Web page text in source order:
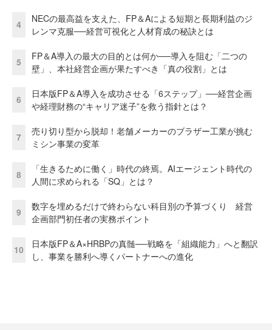
4
NECの最高益を支えた、FP＆Aによる短期と長期利益のジ
レンマ克服──経営可視化と人材育成の秘訣とは
5
FP＆A導入の最大の目的とは何か──導入を阻む「二つの
壁」、本社経営企画が果たすべき「真の役割」とは
6
日本版FP＆A導入を成功させる「6ステップ」──経営企画
や経理財務の“キャリア迷子”を救う指針とは？
7
売り切り型から脱却！老舗メーカーのブラザー工業が挑む
ミシン事業の変革
8
「生きるために働く」時代の終焉。AIエージェント時代の
人間に求められる「SQ」とは？
9
数字を埋めるだけで終わらない科目別の予算づくり 経営
企画部門初任者の実務ポイント
10
日本版FP＆A×HRBPの真髄──戦略を「組織能力」へと翻訳
し、事業を勝利へ導くパートナーへの進化